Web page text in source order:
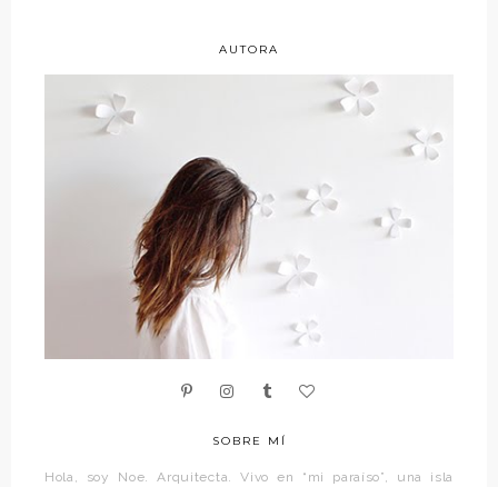
AUTORA
SOBRE MÍ
Hola, soy Noe. Arquitecta. Vivo en “mi paraíso”, una isla